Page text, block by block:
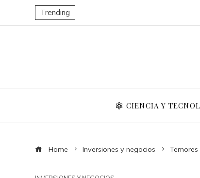
Trending
CIENCIA Y
Home Inversiones y negocios